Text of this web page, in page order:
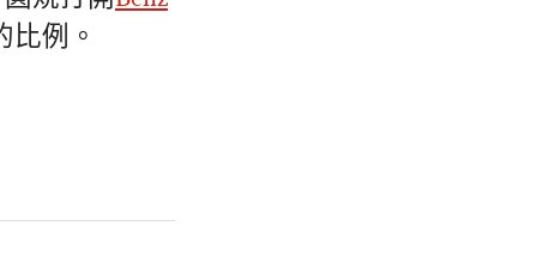
比例。